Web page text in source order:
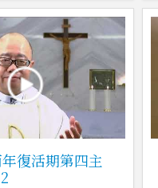
復活期第四主